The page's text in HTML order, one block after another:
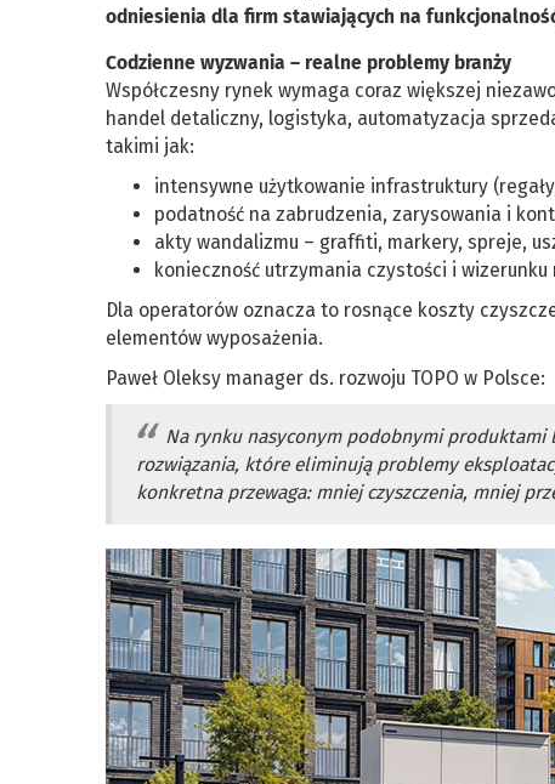
odniesienia dla firm stawiających na
Codzienne wyzwania – realne problemy branży
Współczesny rynek wymaga coraz większej
handel detaliczny, logistyka, automatyzacja
takimi jak:
intensywne użytkowanie infrastruktury
podatność na zabrudzenia, zarysowania i
akty wandalizmu – graffiti, markery, spreje,
konieczność utrzymania czystości i
Dla operatorów oznacza to rosnące koszty
elementów wyposażenia.
Paweł Oleksy manager ds. rozwoju TOPO w Polsce:
Na rynku nasyconym podobnymi produktami
rozwiązania, które eliminują problemy
konkretna przewaga: mniej czyszczenia, mniej